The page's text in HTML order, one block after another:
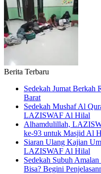
Berita Terbaru
Sedekah Jumat Berkah
Barat
Sedekah Mushaf Al
LAZISWAF Al Hilal
Alhamdulillah,
ke-93 untuk Masjid Al
Siaran Ulang Kajian
LAZISWAF Al Hilal
Sedekah Subuh
Bisa? Begini